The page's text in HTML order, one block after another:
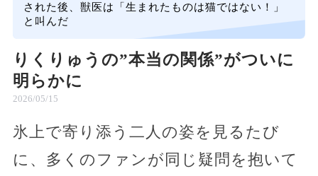
された後、獣医は「生まれたものは猫ではない！」
と叫んだ
りくりゅうの”本当の関係”がついに
明らかに
2026/05/15
氷上で寄り添う二人の姿を見るたび
に、多くのファンが同じ疑問を抱いて